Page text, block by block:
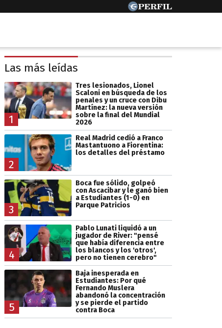
Las más leídas
1
Tres lesionados, Lionel
Scaloni en búsqueda de los
penales y un cruce con Dibu
Martínez: la nueva versión
sobre la final del Mundial
2026
2
Real Madrid cedió a Franco
Mastantuono a Fiorentina:
los detalles del préstamo
3
Boca fue sólido, golpeó
con Ascacibar y le ganó bien
a Estudiantes (1-0) en
Parque Patricios
4
Pablo Lunati liquidó a un
jugador de River: "pensé
que había diferencia entre
los blancos y los 'otros',
pero no tienen cerebro"
5
Baja inesperada en
Estudiantes: Por qué
Fernando Muslera
abandonó la concentración
y se pierde el partido
contra Boca